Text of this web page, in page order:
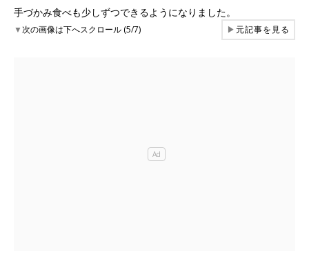
手づかみ食べも少しずつできるようになりました。
▼次の画像は下へスクロール (5/7) ▶元記事を見る